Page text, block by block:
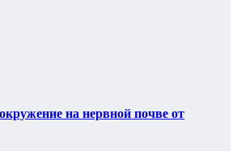
на нервной почве от